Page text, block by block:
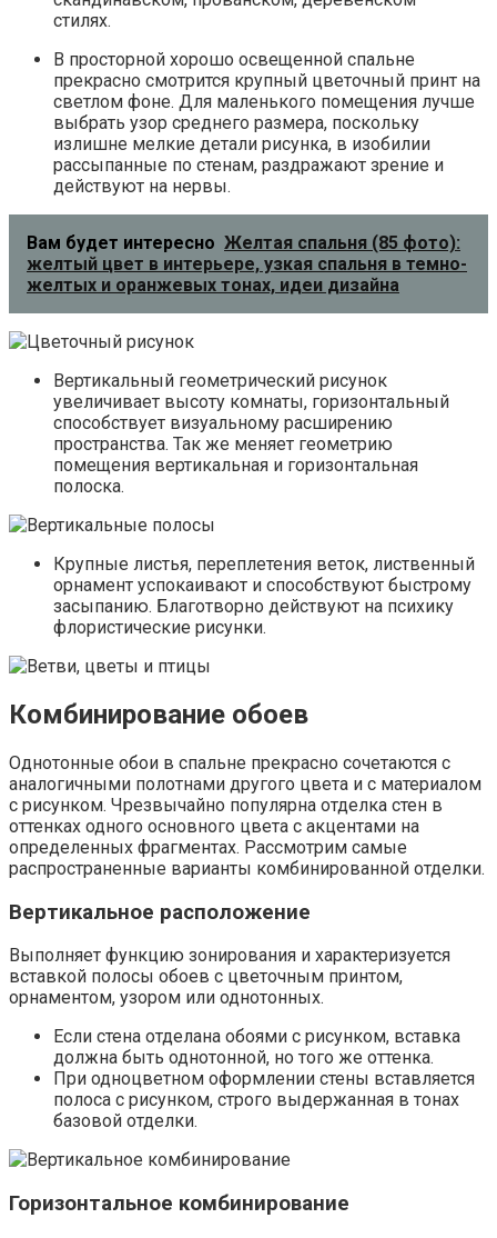
Крупные листья, переплетения веток, лиственный
орнамент успокаивают и способствуют быстрому
засыпанию. Благотворно действуют на психику
флористические рисунки.
Комбинирование обоев
Однотонные обои в спальне прекрасно сочетаются с
аналогичными полотнами другого цвета и с материалом
с рисунком. Чрезвычайно популярна отделка стен в
оттенках одного основного цвета с акцентами на
определенных фрагментах. Рассмотрим самые
распространенные варианты комбинированной отделки.
Вертикальное расположение
Выполняет функцию зонирования и характеризуется
вставкой полосы обоев с цветочным принтом,
должна быть однотонной, но того же оттенка.
При одноцветном оформлении стены вставляется
полоса с рисунком, строго выдержанная в тонах
базовой отделки.
Горизонтальное комбинирование
Здесь выполняется тот же принцип зонирования
помещения, только полосы располагаются
горизонтально.
Вставки
В вертикальном или горизонтальном направлении
наклеиваются фрагменты из однотонных обоев или
полотен с рисунком другого оттенка.
Важно придерживаться такого же принципа,
что при вертикальном или горизонтальном
расположении: на однотонный фон
накладывается вставка с рисунком, на
пестрый – без узора.
Оформление ниш
Оклейка ниш более светлыми или темными обоями –